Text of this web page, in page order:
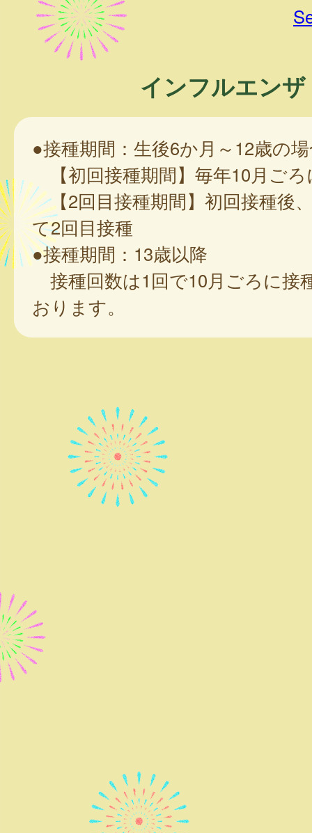
インフルエンザ
●接種期間：生後6か月～12歳の
【初回接種期間】毎年10月ごろ
【2回目接種期間】初回接種後
て2回目接種
●接種期間：13歳以降
接種回数は1回で10月ごろに接
おります。